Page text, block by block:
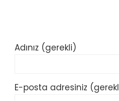
Adınız (gerekli)
E-posta adresiniz